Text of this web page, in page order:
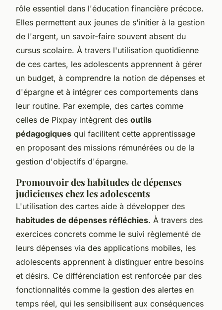
rôle essentiel dans l'éducation financière précoce.
Elles permettent aux jeunes de s'initier à la gestion
de l'argent, un savoir-faire souvent absent du
cursus scolaire. À travers l'utilisation quotidienne
de ces cartes, les adolescents apprennent à gérer
un budget, à comprendre la notion de dépenses et
d'épargne et à intégrer ces comportements dans
leur routine. Par exemple, des cartes comme
celles de Pixpay intègrent des outils
pédagogiques qui facilitent cette apprentissage
en proposant des missions rémunérées ou de la
gestion d'objectifs d'épargne.
Promouvoir des habitudes de dépenses
judicieuses chez les adolescents
L'utilisation des cartes aide à développer des
habitudes de dépenses réfléchies. À travers des
exercices concrets comme le suivi règlementé de
leurs dépenses via des applications mobiles, les
adolescents apprennent à distinguer entre besoins
et désirs. Ce différenciation est renforcée par des
fonctionnalités comme la gestion des alertes en
temps réel, qui les sensibilisent aux conséquences